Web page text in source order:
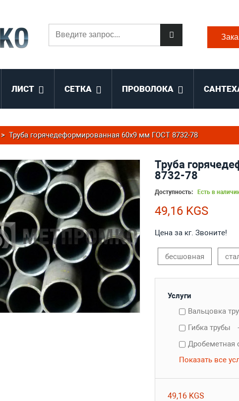
ЛИСТ СЕТКА ПРОВОЛОКА
> Труба горячедеформированная 60х9 мм ГОСТ 8732-78
Труба
8732-78
Доступность: Есть в
49,16 KGS
Цена за кг. Звоните!
бесшовная
Услуги
Вальцовка
Гибка трубы
Дробеметная
Показать все
49,16 KGS